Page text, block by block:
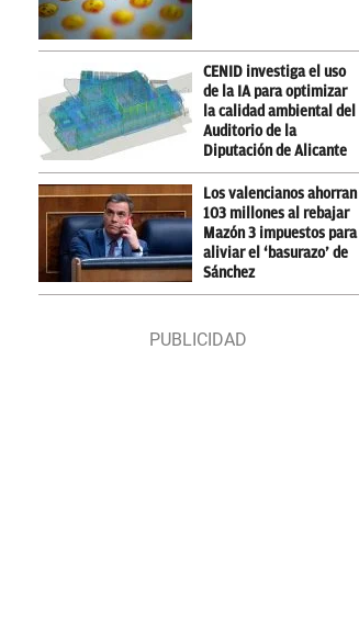
CENID investiga el uso
de la IA para optimizar
la calidad ambiental del
Auditorio de la
Diputación de Alicante
Los valencianos ahorran
103 millones al rebajar
Mazón 3 impuestos para
aliviar el ‘basurazo’ de
Sánchez